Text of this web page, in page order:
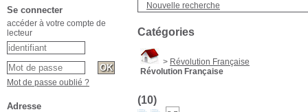
Nouvelle recherche
Catégories
> Révolution Française
Révolution Française
(10)
Se connecter
accéder à votre compte de
lecteur
Mot de passe oublié ?
Adresse